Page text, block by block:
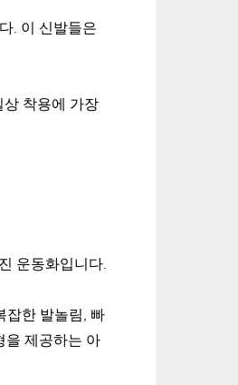
. 이 신발들은
착용에 가장
운동화입니다.
잡한 발놀림, 빠
을 제공하는 아